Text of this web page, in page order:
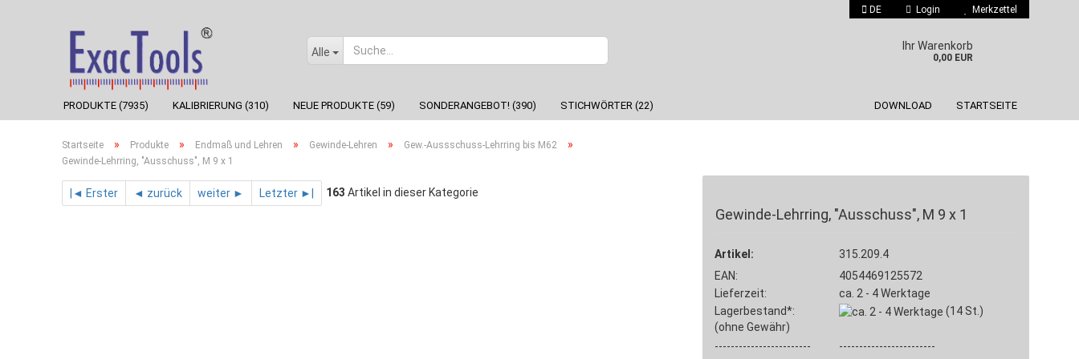
DE Login
Passwort vergessen?
Merkzettel
Alle Ihr Warenkorb
0,00 EUR
PRODUKTE (7935) KALIBRIERUNG (310) NEUE PRODUKTE (59) SONDERANGEBOT! (390) STICHWÖRTER (22) DOWNLOAD STARTSEITE
Startseite » Produkte » Endmaß und Lehren » Gewinde-Lehren » Gew.-Aussschuss-Lehrring bis M62 »
Gewinde-Lehrring, "Ausschuss", M 9 x 1
|◄ Erster ◄ zurück weiter ► Letzter ►| 163 Artikel in dieser Kategorie
Gewinde-Lehrring, "Ausschuss", M 9 x 1
Artikel:
315.209.4
EAN:
4054469125572
Lieferzeit:
ca. 2 - 4 Werktage
Lagerbestand*:
(ohne Gewähr)
(14 St.)
------------------------
------------------------